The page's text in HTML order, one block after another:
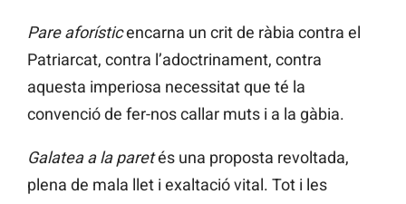
Pare aforísticencarna un crit de ràbia contra el
Patriarcat, contra l’adoctrinament, contra
aquesta imperiosa necessitat que té la
convenció de fer-nos callar muts i a la gàbia.
Galatea a la paretés una proposta revoltada,
plena de mala llet i exaltació vital. Tot i les